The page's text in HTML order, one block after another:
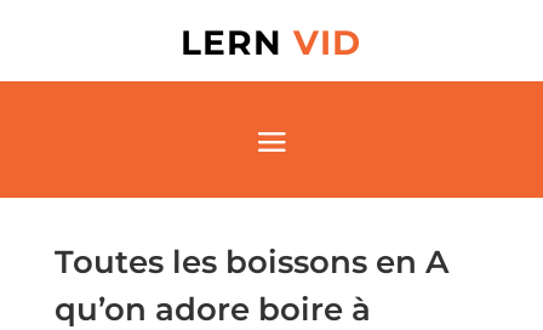
LERNVID
Toutes les boissons en A
qu’on adore boire à